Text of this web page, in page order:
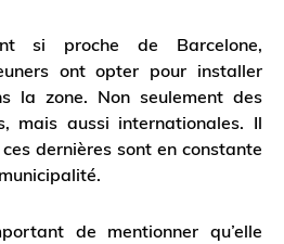
si proche de Barcelone,
ont opter pour installer
la zone. Non seulement des
mais aussi internationales. Il
dernières sont en constante
de mentionner qu’elle